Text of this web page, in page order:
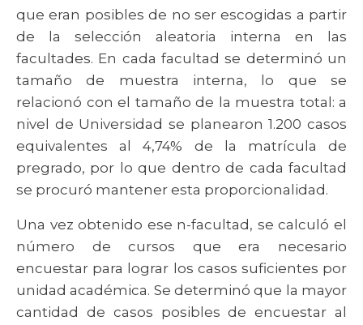
que eran posibles de no ser escogidas a partir
de la selección aleatoria interna en las
facultades. En cada facultad se determinó un
tamaño de muestra interna, lo que se
relacionó con el tamaño de la muestra total: a
nivel de Universidad se planearon 1.200 casos
equivalentes al 4,74% de la matrícula de
pregrado, por lo que dentro de cada facultad
se procuró mantener esta proporcionalidad.
Una vez obtenido ese n-facultad, se calculó el
número de cursos que era necesario
encuestar para lograr los casos suficientes por
unidad académica. Se determinó que la mayor
cantidad de casos posibles de encuestar al